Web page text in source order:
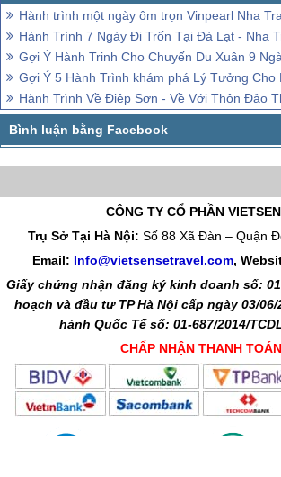
Hành trình một ngày ôm trọn Vinpearl Nha Trang –
Hành Trình 7 Ngày Đi Trốn Tại Đà Lạt - Nha Trang - Mũi Đôi - Phú Yên
Gợi Ý Hành Trinh Cho Chuyến Du Xuân 9 Ngày Qua 5
Gợi Ý 5 Hành Trình khám phá Lý Tưởng Cho Ngày Đông Tới
Hành Trình Về Điệp Sơn - Về Với Thôn Đảo
CÔNG TY CỔ PHẦN
Trụ Sở Tại Hà Nội: Số 88 Xã Đàn – Quận
Email: Info@vietsensetravel.com,
Giấy chứng nhận đăng ký kinh doanh số:
hoạch và đầu tư TP Hà Nội cấp ngày 03/
hành Quốc Tế số: 01-687/2014/
CHẤP NHẬN THANH TOÁN